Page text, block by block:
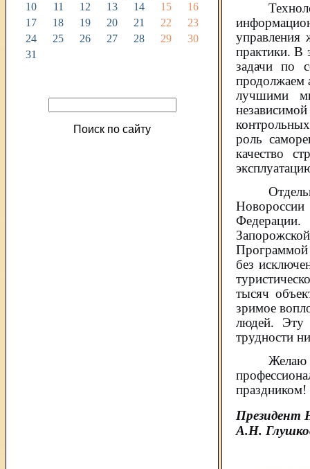
10
11 12 13 14 15
16
17
18 19 20 21 22
23
24
25 26 27 28 29
30
31
Поиск по сайту
управления
практики. В
задачи по
продолжаем
лучшими
роль
качество
Программой
без
тысяч
зримое
людей. Эту
трудности
Желаю
Президент
А.Н.